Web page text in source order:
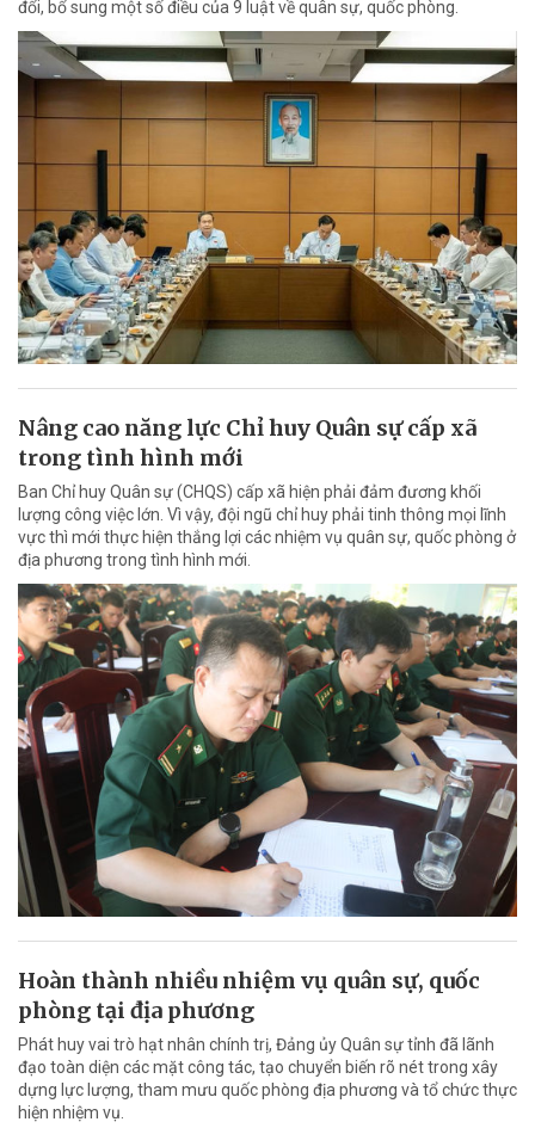
đổi, bổ sung một số điều của 9 luật về quân sự, quốc phòng.
Nâng cao năng lực Chỉ huy Quân sự cấp xã
trong tình hình mới
Ban Chỉ huy Quân sự (CHQS) cấp xã hiện phải đảm đương khối
lượng công việc lớn. Vì vậy, đội ngũ chỉ huy phải tinh thông mọi lĩnh
vực thì mới thực hiện thắng lợi các nhiệm vụ quân sự, quốc phòng ở
địa phương trong tình hình mới.
Hoàn thành nhiều nhiệm vụ quân sự, quốc
phòng tại địa phương
Phát huy vai trò hạt nhân chính trị, Đảng ủy Quân sự tỉnh đã lãnh
đạo toàn diện các mặt công tác, tạo chuyển biến rõ nét trong xây
dựng lực lượng, tham mưu quốc phòng địa phương và tổ chức thực
hiện nhiệm vụ.